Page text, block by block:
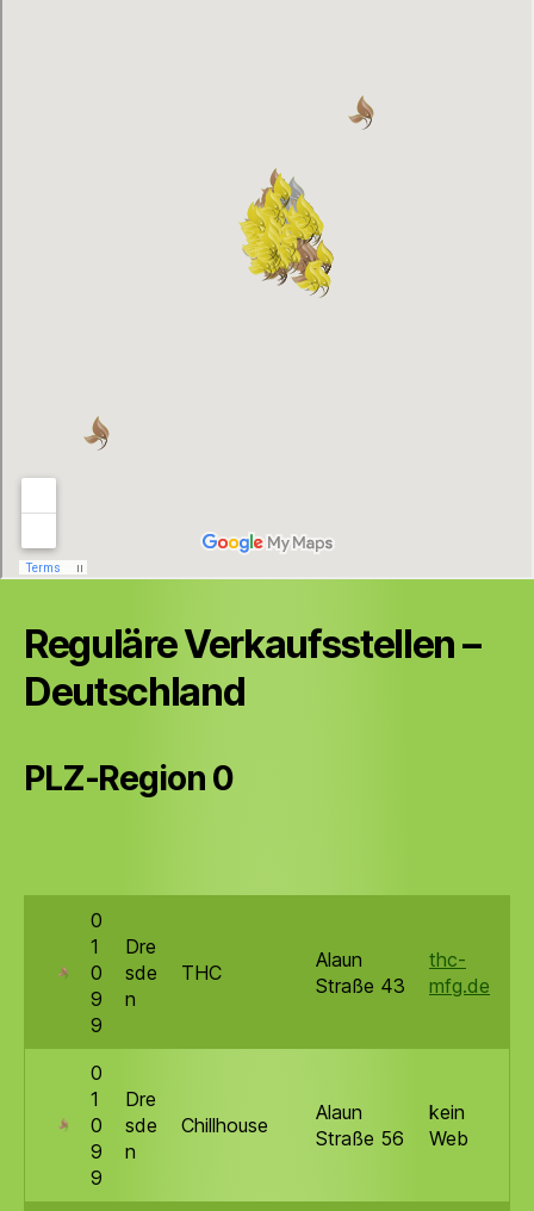
Reguläre Verkaufsstellen –
Deutschland
PLZ-Region 0
0
1
0
9
9
Dre
sde
n
THC
Alaun
Straße 43
thc-
mfg.de
0
1
0
9
9
Dre
sde
n
Chillhouse
Alaun
Straße 56
kein
Web